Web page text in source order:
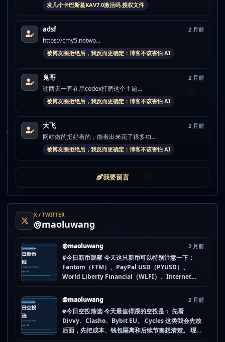
发几个卡巴斯基KAV7.0激活码 授权文件
adsf 2 月前
https://cmy5.netwo...
被博友圈拒绝后，我反而更确定：博客不该害怕 AI
鬼哥 2 月前
这两天一直在用codex打磨这个主题...
被博友圈拒绝后，我反而更确定：博客不该害怕 AI
大飞 2 月前
网站做的挺好看的，能看出来花了很多功...
被博友圈拒绝后，我反而更确定：博客不该害怕 AI
我要留言
X / TWITTER
@maoluwang
@maoluwang 2 月前
#今日新币观察 今天这只新币可以特别注意一下：
Fantom（FTM）、PayPal USD（PYUSD）、
World Liberty Financial（WLFI）、Internet
而是更像“热度是不是在回流”的样本。 这种时候最怕
把...
@maoluwang 2 月前
#今日空投筛选 今天最值得跟的空投是： 先看
Divvy、Clasho、Bybit EU。 Cycles 这类我会先放
后面，先把成本、钱包隔离和后续节奏想清楚。 现在